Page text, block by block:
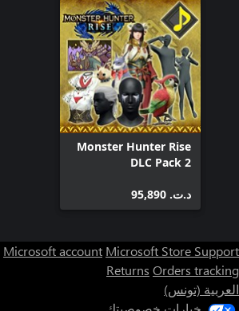
Monster Hunter Rise
DLC Pack 2
د.ت.‏ 95,890
Microsoft account Microsoft Store Support
Returns Orders tracking
العربية (تونس)